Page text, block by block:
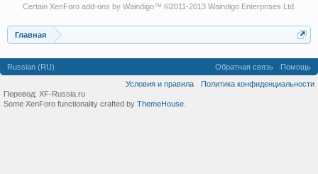
Certain XenForo add-ons by Waindigo™ ©2011-2013 Waindigo Enterprises Ltd.
Главная
Russian (RU) Обратная связь
Помощь
Условия и правила
Политика конфиденциальности
Перевод: XF-Russia.ru
Some XenForo functionality crafted by ThemeHouse